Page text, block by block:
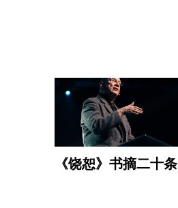
《饶恕》书摘二十条